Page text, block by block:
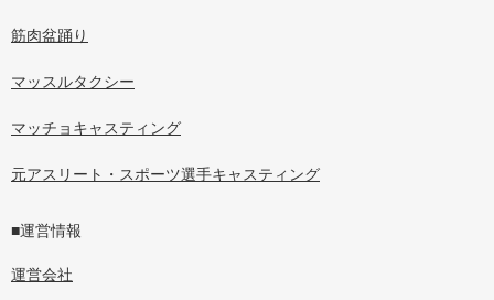
筋肉盆踊り
マッスルタクシー
マッチョキャスティング
元アスリート・スポーツ選手キャスティング
■運営情報
運営会社